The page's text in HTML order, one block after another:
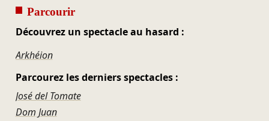
Parcourir
Découvrez un spectacle au hasard :
Arkhéion
Parcourez les derniers spectacles :
José del Tomate
Dom Juan